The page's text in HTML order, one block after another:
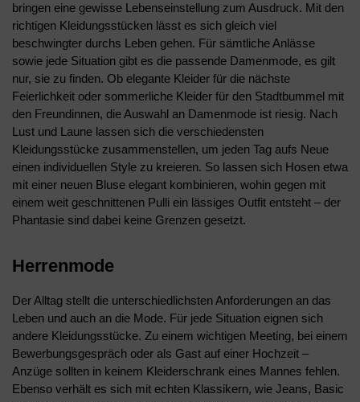
bringen eine gewisse Lebenseinstellung zum Ausdruck. Mit den
richtigen Kleidungsstücken lässt es sich gleich viel
beschwingter durchs Leben gehen. Für sämtliche Anlässe
sowie jede Situation gibt es die passende Damenmode, es gilt
nur, sie zu finden. Ob elegante Kleider für die nächste
Feierlichkeit oder sommerliche Kleider für den Stadtbummel mit
den Freundinnen, die Auswahl an Damenmode ist riesig. Nach
Lust und Laune lassen sich die verschiedensten
Kleidungsstücke zusammenstellen, um jeden Tag aufs Neue
einen individuellen Style zu kreieren. So lassen sich Hosen etwa
mit einer neuen Bluse elegant kombinieren, wohin gegen mit
einem weit geschnittenen Pulli ein lässiges Outfit entsteht – der
Phantasie sind dabei keine Grenzen gesetzt.
Herrenmode
Der Alltag stellt die unterschiedlichsten Anforderungen an das
Leben und auch an die Mode. Für jede Situation eignen sich
andere Kleidungsstücke. Zu einem wichtigen Meeting, bei einem
Bewerbungsgespräch oder als Gast auf einer Hochzeit –
Anzüge sollten in keinem Kleiderschrank eines Mannes fehlen.
Ebenso verhält es sich mit echten Klassikern, wie Jeans, Basic